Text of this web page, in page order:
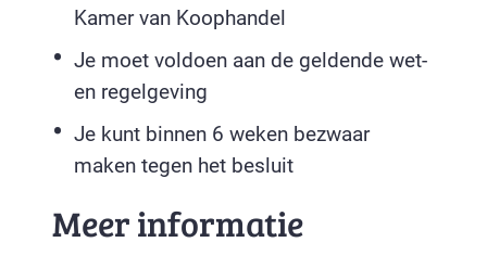
Kamer van Koophandel
Je moet voldoen aan de geldende wet-
en regelgeving
Je kunt binnen 6 weken bezwaar
maken tegen het besluit
Meer informatie